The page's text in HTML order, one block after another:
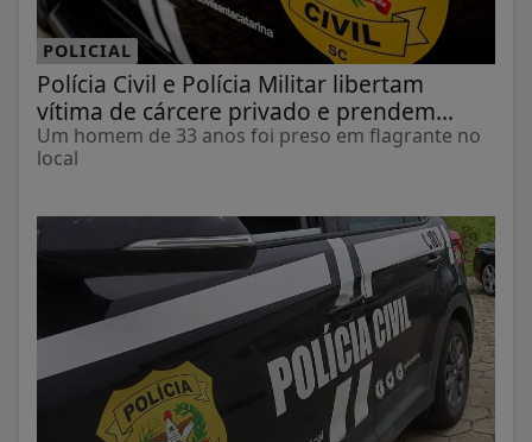
POLICIAL
Polícia Civil e Polícia Militar libertam
vítima de cárcere privado e prendem...
Um homem de 33 anos foi preso em flagrante no
local